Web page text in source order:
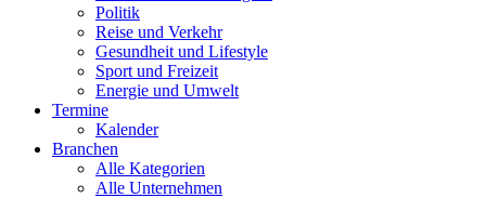
Politik
Reise und Verkehr
Gesundheit und Lifestyle
Sport und Freizeit
Energie und Umwelt
Termine
Kalender
Branchen
Alle Kategorien
Alle Unternehmen